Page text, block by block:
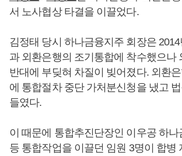
서 노사협상 타결을 이끌었다.
김정태 당시 하나금융지주 회장은
과 외환은행의 조기통합에 착수했으나
반대에 부딪혀 차질이 빚어졌다. 외환
에 통합절차 중단 가처분신청을 냈고
들였다.
이 때문에 통합추진단장인 이우공 하
등 통합작업을 이끌던 임원 3명이 합병